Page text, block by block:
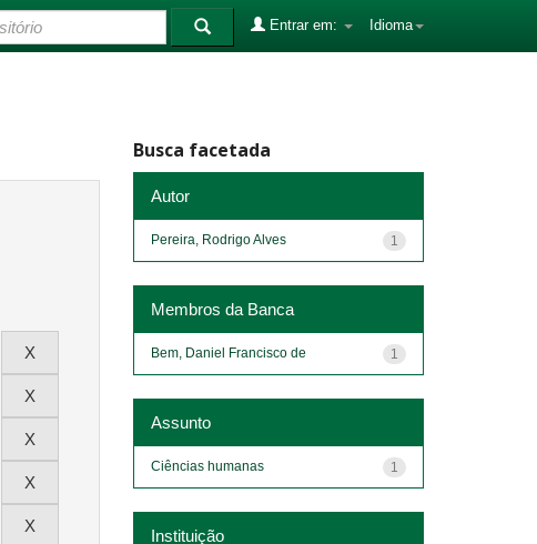
Idioma
Entrar em:
Busca facetada
Autor
1
Pereira, Rodrigo Alves
Membros da Banca
1
Bem, Daniel Francisco de
Assunto
1
Ciências humanas
Instituição